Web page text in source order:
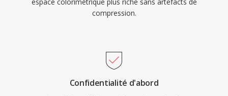
compression.
Confidentialité d'abord